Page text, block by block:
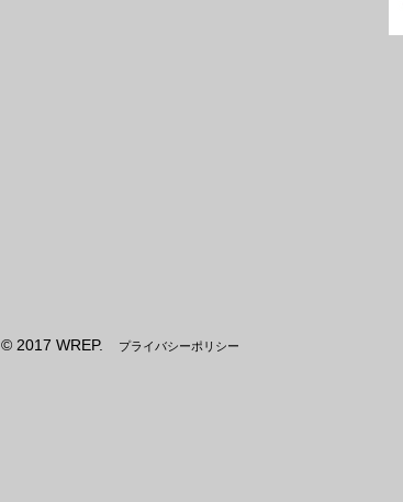
© 2017 WREP. プライバシーポリシー